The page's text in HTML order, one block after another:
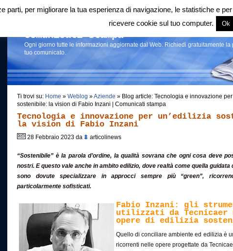
Login |RSS |
Comunicati stampa
Ogni giorno tutte le informazioni aggiornate dal Web. Richiedi gratuitamente la
tuo comunicato.
Ti trovi su: Home » Weblog »Aziende » Blog article: Tecnologia e innovazione
sostenibile: la vision di Fabio Inzani | Comunicati stampa
Tecnologia e innovazione per un’edilizia
la vision di Fabio Inzani
28 Febbraio 2023 da articolinews
“Sostenibile” è la parola d’ordine, la qualità sovrana che ogni cosa deve
nostri. E questo vale anche in ambito edilizio, dove realtà come quella guidata
sono dovute specializzare in approcci sempre più “green”,
particolarmente sofisticati.
Fabio Inzani: gli
utilizzati da Tecnicaer
opere di edilizia
Quello di conciliare ambiente ed edilizia è
ricorrenti nelle opere progettate da
parti, per migliorare la tua esperienza di navigazione, le statistiche e
ricevere cookie sul tuo computer.
Ok